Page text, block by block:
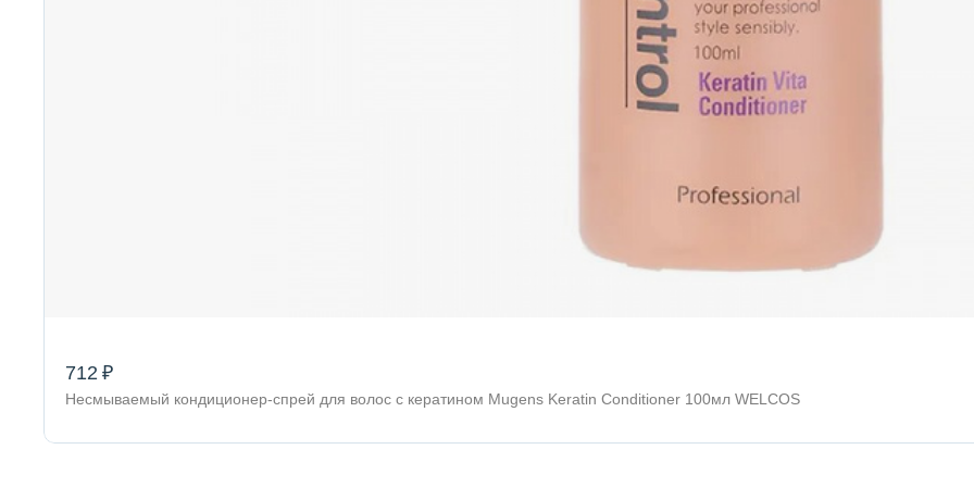
712 ₽
Несмываемый кондиционер-спрей для волос с кератином Mugens Keratin Conditioner 100мл WELCOS